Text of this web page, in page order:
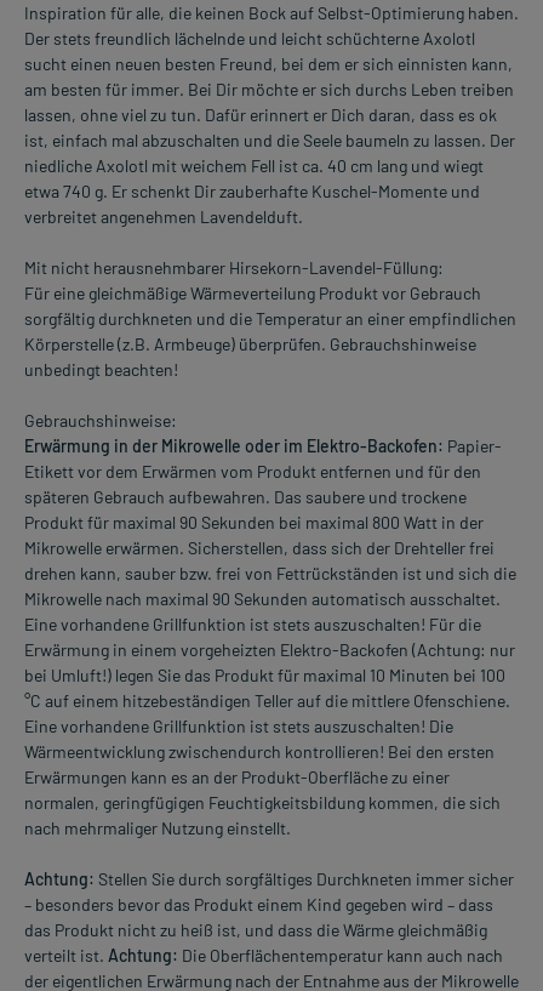
Inspiration für alle, die keinen Bock auf Selbst-Optimierung haben.
Der stets freundlich lächelnde und leicht schüchterne Axolotl
sucht einen neuen besten Freund, bei dem er sich einnisten kann,
am besten für immer. Bei Dir möchte er sich durchs Leben treiben
lassen, ohne viel zu tun. Dafür erinnert er Dich daran, dass es ok
ist, einfach mal abzuschalten und die Seele baumeln zu lassen. Der
niedliche Axolotl mit weichem Fell ist ca. 40 cm lang und wiegt
etwa 740 g. Er schenkt Dir zauberhafte Kuschel-Momente und
verbreitet angenehmen Lavendelduft.
Mit nicht herausnehmbarer Hirsekorn-Lavendel-Füllung:
Für eine gleichmäßige Wärmeverteilung Produkt vor Gebrauch
sorgfältig durchkneten und die Temperatur an einer empfindlichen
Körperstelle (z.B. Armbeuge) überprüfen. Gebrauchshinweise
unbedingt beachten!
Gebrauchshinweise:
Erwärmung in der Mikrowelle oder im Elektro-Backofen: Papier-
Etikett vor dem Erwärmen vom Produkt entfernen und für den
späteren Gebrauch aufbewahren. Das saubere und trockene
Produkt für maximal 90 Sekunden bei maximal 800 Watt in der
Mikrowelle erwärmen. Sicherstellen, dass sich der Drehteller frei
drehen kann, sauber bzw. frei von Fettrückständen ist und sich die
Mikrowelle nach maximal 90 Sekunden automatisch ausschaltet.
Eine vorhandene Grillfunktion ist stets auszuschalten! Für die
Erwärmung in einem vorgeheizten Elektro-Backofen (Achtung: nur
bei Umluft!) legen Sie das Produkt für maximal 10 Minuten bei 100
°C auf einem hitzebeständigen Teller auf die mittlere Ofenschiene.
Eine vorhandene Grillfunktion ist stets auszuschalten! Die
Wärmeentwicklung zwischendurch kontrollieren! Bei den ersten
Erwärmungen kann es an der Produkt-Oberfläche zu einer
normalen, geringfügigen Feuchtigkeitsbildung kommen, die sich
nach mehrmaliger Nutzung einstellt.
Achtung: Stellen Sie durch sorgfältiges Durchkneten immer sicher
– besonders bevor das Produkt einem Kind gegeben wird – dass
das Produkt nicht zu heiß ist, und dass die Wärme gleichmäßig
verteilt ist. Achtung: Die Oberflächentemperatur kann auch nach
der eigentlichen Erwärmung nach der Entnahme aus der Mikrowelle